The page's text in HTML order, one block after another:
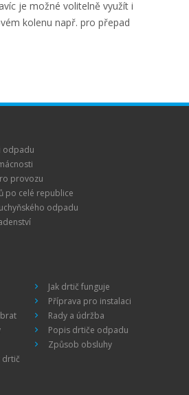
je možné volitelně využít i
kolenu např. pro přepad
odpadu
provozu
po celé republice
odpadu
drtič
Jak drtič funguje
Příprava pro instalaci
Rady a údržba
Popis drtiče odpadu
Způsob obsluhy